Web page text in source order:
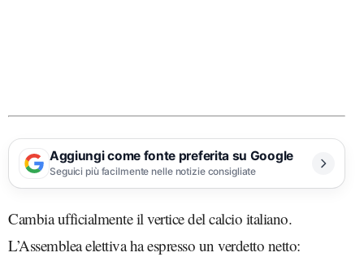
Aggiungi come fonte preferita su Google
Seguici più facilmente nelle notizie consigliate
Cambia ufficialmente il vertice del calcio italiano.
L’Assemblea elettiva ha espresso un verdetto netto: